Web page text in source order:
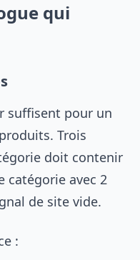
qui
suffisent pour un
Trois
doit contenir
catégorie avec 2
de site vide.
: